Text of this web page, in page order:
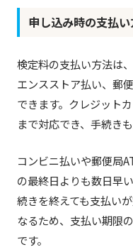
申し込み時の支払
検定料の支払い方法は
エンスストア払い、郵
できます。クレジット
まで対応でき、手続き
コンビニ払いや郵便局
の最終日よりも数日早
続きを終えても支払い
なるため、支払い期限
です。